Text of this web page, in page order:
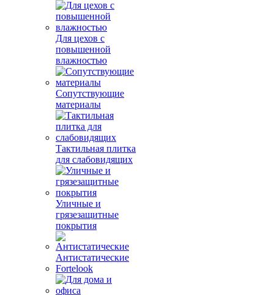
Для цехов с
повышенной
влажностью
Сопутствующие
материалы
Тактильная плитка
для слабовидящих
Уличные и
грязезащитные
покрытия
Антистатические
Fortelook